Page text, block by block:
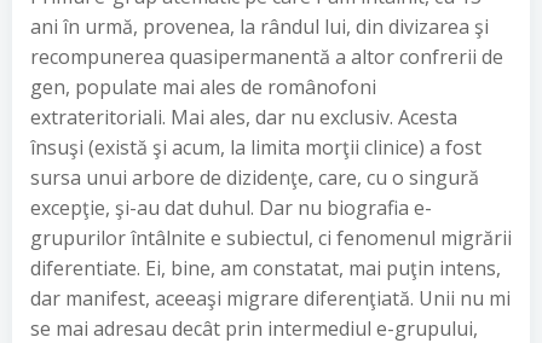
ani în urmă, provenea, la rândul lui, din divizarea şi
recompunerea quasipermanentă a altor confrerii de
gen, populate mai ales de românofoni
extrateritoriali. Mai ales, dar nu exclusiv. Acesta
însuşi (există şi acum, la limita morţii clinice) a fost
sursa unui arbore de dizidenţe, care, cu o singură
excepţie, şi-au dat duhul. Dar nu biografia e-
grupurilor întâlnite e subiectul, ci fenomenul migrării
diferentiate. Ei, bine, am constatat, mai puţin intens,
dar manifest, aceeaşi migrare diferenţiată. Unii nu mi
se mai adresau decât prin intermediul e-grupului,